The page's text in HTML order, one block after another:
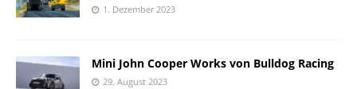
1. Dezember 2023
Mini John Cooper Works von Bulldog Racing
29. August 2023